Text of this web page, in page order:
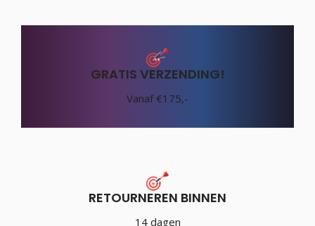
GRATIS VERZENDING!
Vanaf €175,-
RETOURNEREN BINNEN
14 dagen